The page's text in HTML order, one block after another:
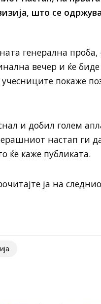
што се
генерална
вечер и ќе биде
покаже
и добил голем
настап ги
ќе каже публиката.
ја на